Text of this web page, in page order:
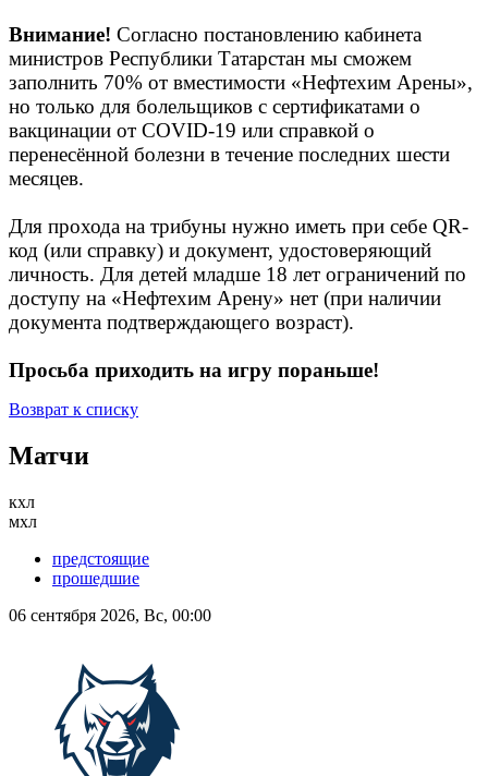
Внимание! Согласно постановлению кабинета
министров Республики Татарстан мы сможем
заполнить 70% от вместимости «Нефтехим Арены»,
но только для болельщиков с сертификатами о
вакцинации от COVID-19 или справкой о
перенесённой болезни в течение последних шести
месяцев.
Для прохода на трибуны нужно иметь при себе QR-
код (или справку) и документ, удостоверяющий
личность. Для детей младше 18 лет ограничений по
доступу на «Нефтехим Арену» нет (при наличии
документа подтверждающего возраст).
Просьба приходить на игру пораньше!
Возврат к списку
Матчи
кхл
мхл
предстоящие
прошедшие
06 сентября 2026, Вс, 00:00